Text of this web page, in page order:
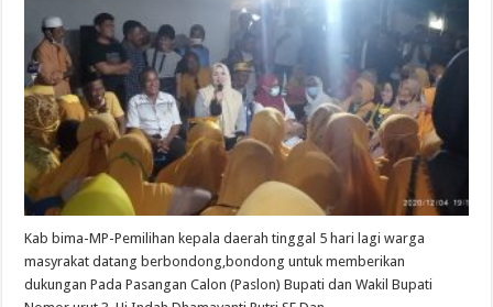
Kab bima-MP-Pemilihan kepala daerah tinggal 5 hari lagi warga
masyrakat datang berbondong,bondong untuk memberikan
dukungan Pada Pasangan Calon (Paslon) Bupati dan Wakil Bupati